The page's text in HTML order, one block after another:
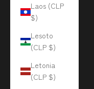
Laos (CLP
$)
Lesoto
(CLP $)
Letonia
(CLP $)